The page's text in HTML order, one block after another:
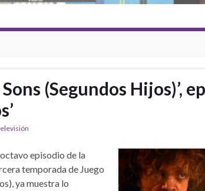
Sons (Segundos Hijos)’,
episodio de la
temporada de Juego
ya muestra lo